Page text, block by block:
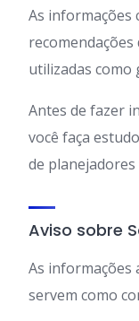
As informações
utilizadas como
Antes de fazer
você faça
de
Aviso sobre
As informações
servem como